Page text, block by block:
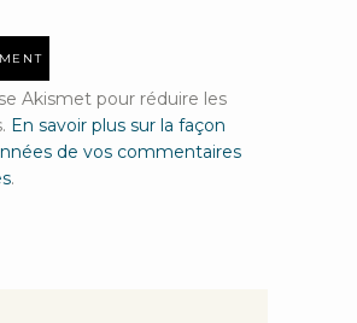
Akismet pour réduire les
En savoir plus sur la façon
de vos commentaires
.